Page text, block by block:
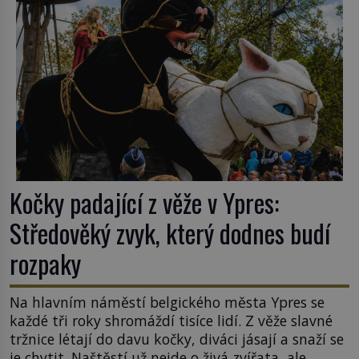
Kočky padající z věže v Ypres:
Středověký zvyk, který dodnes budí
rozpaky
Na hlavním náměstí belgického města Ypres se
každé tři roky shromáždí tisíce lidí. Z věže slavné
tržnice létají do davu kočky, diváci jásají a snaží se